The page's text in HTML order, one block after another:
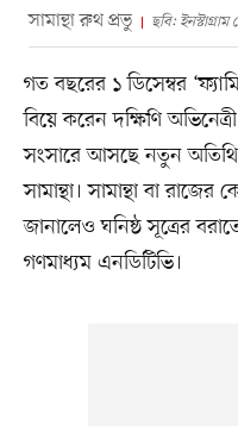
সামান্থা রুথ প্রভু ছবি: ইনস্টাগ্রাম
গত বছরের ১ ডিসেম্বর
বিয়ে করেন দক্ষিণি
সংসারে আসছে নতুন
সামান্থা। সামান্থা বা
জানালেও ঘনিষ্ঠ সূত্রের
গণমাধ্যম এনডিটিভি।